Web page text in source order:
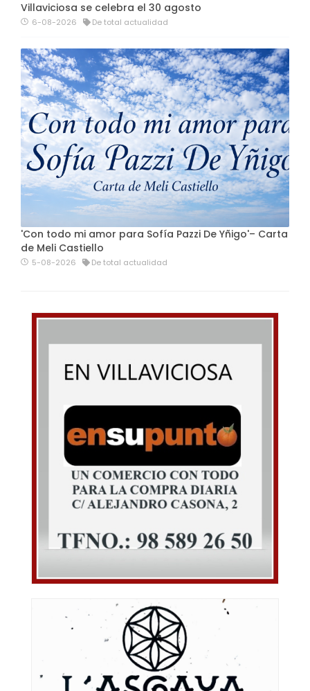
Villaviciosa se celebra el 30 agosto
6-08-2026 De total actualidad
'Con todo mi amor para Sofía Pazzi De Yñigo'– Carta
de Meli Castiello
5-08-2026 De total actualidad